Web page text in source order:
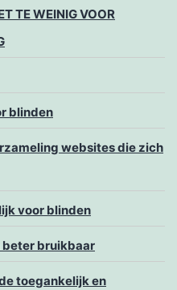
TE WEINIG VOOR
blinden
websites die zich
voor blinden
bruikbaar
toegankelijk en